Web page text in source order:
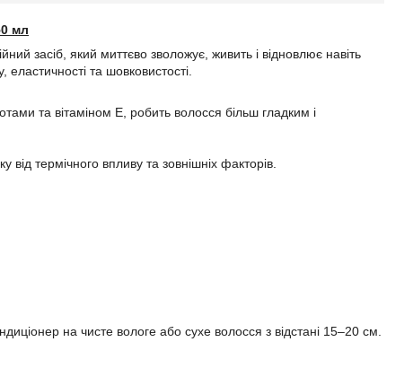
мл
засіб, який миттєво зволожує, живить і відновлює навіть
та шовковистості.
та вітаміном Е, робить волосся більш гладким і
термічного впливу та зовнішніх факторів.
на чисте вологе або сухе волосся з відстані 15–20 см.